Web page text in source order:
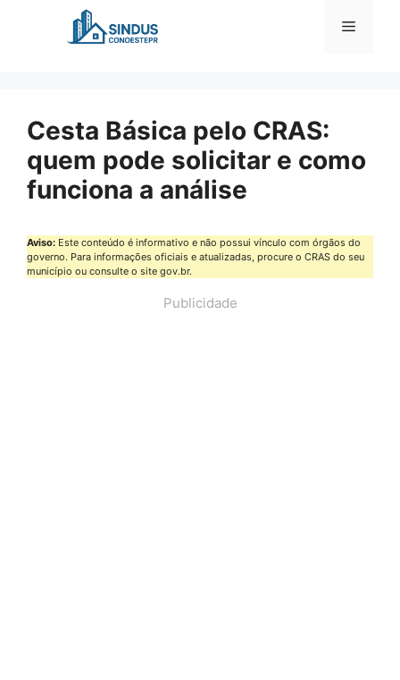
Menu
Cesta Básica pelo CRAS:
quem pode solicitar e como
funciona a análise
Aviso: Este conteúdo é informativo e não possui vínculo com órgãos do
governo. Para informações oficiais e atualizadas, procure o CRAS do seu
município ou consulte o site gov.br.
Publicidade